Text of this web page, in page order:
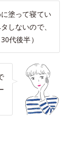
塗って寝てい
しないので、
代後半）